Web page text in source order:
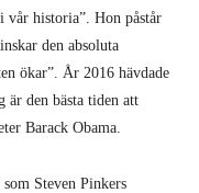
historia”. Hon påstår
den absoluta
ökar”. År 2016 hävdade
är den bästa tiden att
Barack Obama.
Steven Pinkers